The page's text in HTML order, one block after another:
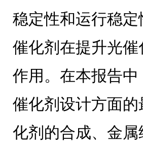
稳定性和运行稳
催化剂在提升光
作用。在本报告
催化剂设计方面
化剂的合成、金